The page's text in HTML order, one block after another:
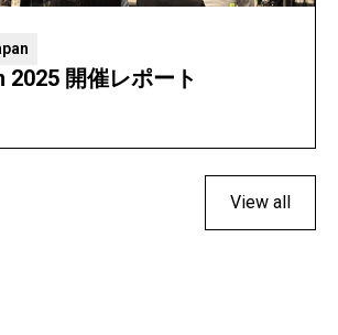
2025 開催レポート
View all